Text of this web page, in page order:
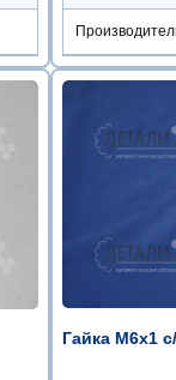
Гайка М6х1